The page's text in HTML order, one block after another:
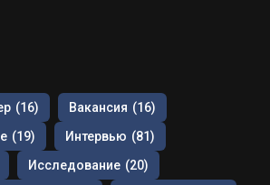
(16) Вакансия (16)
(19) Интервью (81)
Исследование (20)